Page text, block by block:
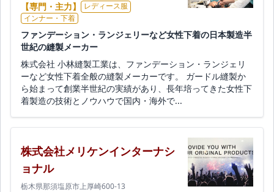
【専門・主力】
レディース服
インナー・下着
ファンデーション・ランジェリーなど女性下着の日本製造半
世紀の縫製メーカー
株式会社 小林縫製工業は、ファンデーション・ランジェリ
ーなど女性下着全般の縫製メーカーです。 ガードル縫製か
ら始まって創業半世紀の実績があり、長年培ってきた女性下
着製造の技術とノウハウで国内・海外で...
株式会社メリケンインターナシ
ョナル
栃木県那須塩原市上厚崎600-13